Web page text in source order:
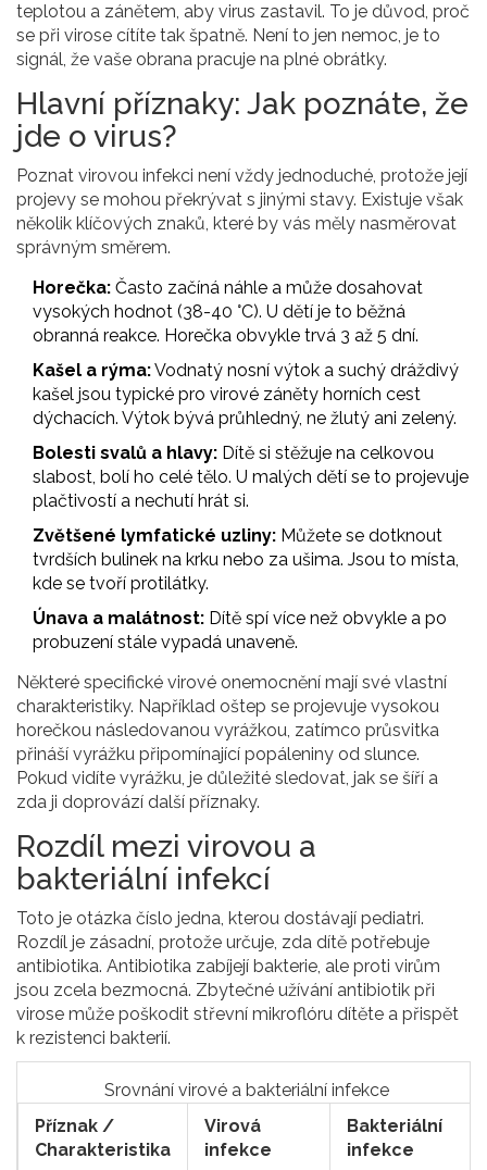
teplotou a zánětem, aby virus zastavil. To je důvod, proč
se při virose cítíte tak špatně. Není to jen nemoc, je to
signál, že vaše obrana pracuje na plné obrátky.
Hlavní příznaky: Jak poznáte, že
jde o virus?
Poznat virovou infekci není vždy jednoduché, protože její
projevy se mohou překrývat s jinými stavy. Existuje však
několik klíčových znaků, které by vás měly nasměrovat
správným směrem.
Horečka: Často začíná náhle a může dosahovat
vysokých hodnot (38-40 °C). U dětí je to běžná
obranná reakce. Horečka obvykle trvá 3 až 5 dní.
Kašel a rýma:Vodnatý nosní výtok a suchý dráždivý
kašel jsou typické pro virové záněty horních cest
dýchacích. Výtok bývá průhledný, ne žlutý ani zelený.
Bolesti svalů a hlavy: Dítě si stěžuje na celkovou
slabost, bolí ho celé tělo. U malých dětí se to projevuje
plačtivostí a nechutí hrát si.
Zvětšené lymfatické uzliny: Můžete se dotknout
tvrdších bulinek na krku nebo za ušima. Jsou to místa,
kde se tvoří protilátky.
Únava a malátnost: Dítě spí více než obvykle a po
probuzení stále vypadá unaveně.
Některé specifické virové onemocnění mají své vlastní
charakteristiky. Například oštep se projevuje vysokou
horečkou následovanou vyrážkou, zatímco průsvitka
přináší vyrážku připomínající popáleniny od slunce.
Pokud vidíte vyrážku, je důležité sledovat, jak se šíří a
zda ji doprovází další příznaky.
Rozdíl mezi virovou a
bakteriální infekcí
Toto je otázka číslo jedna, kterou dostávají pediatri.
Rozdíl je zásadní, protože určuje, zda dítě potřebuje
antibiotika. Antibiotika zabíjejí bakterie, ale proti virům
jsou zcela bezmocná. Zbytečné užívání antibiotik při
virose může poškodit střevní mikroflóru dítěte a přispět
k rezistenci bakterií.
Srovnání virové a bakteriální infekce
Příznak /
Charakteristika
Virová
infekce
Bakteriální
infekce